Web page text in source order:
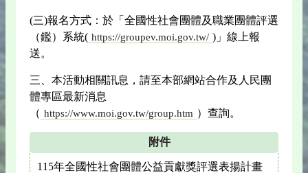
(三)報名方式：於「全國性社會團體及職業團體評選
（鑑）系統( https://groupev.moi.gov.tw/ )」線上報
送。
三、本活動相關訊息，請至本部網站合作及人民團
體專區最新消息
（ https://www.moi.gov.tw/group.htm ）查詢。
附件
115年全國性社會團體公益貢獻獎評選表揚計畫